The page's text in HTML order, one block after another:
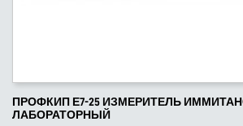
ПРОФКИП Е7-25 ИЗМЕРИТЕЛЬ
ЛАБОРАТОРНЫЙ